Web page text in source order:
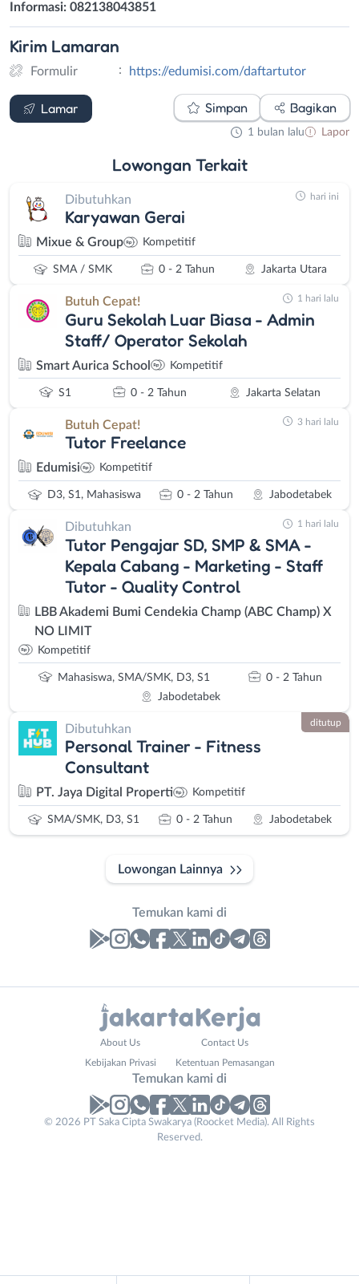
Informasi: 082138043851
Kirim Lamaran
Formulir : https://edumisi.com/daftartutor
Lamar
Formulir
Simpan Bagikan
1 bulan lalu Lapor
Lowongan Terkait
Dibutuhkan
Karyawan Gerai
Mixue & Group Kompetitif
SMA / SMK 0 - 2 Tahun Jakarta Utara
hari ini
Butuh Cepat!
Guru Sekolah Luar Biasa - Admin
Staff/ Operator Sekolah
Smart Aurica School Kompetitif
S1 0 - 2 Tahun Jakarta Selatan
1 hari lalu
Butuh Cepat!
Tutor Freelance
Edumisi Kompetitif
D3, S1, Mahasiswa 0 - 2 Tahun Jabodetabek
3 hari lalu
Dibutuhkan
Tutor Pengajar SD, SMP & SMA -
Kepala Cabang - Marketing - Staff
Tutor - Quality Control
LBB Akademi Bumi Cendekia Champ (ABC Champ) X
NO LIMIT
Kompetitif
Mahasiswa, SMA/SMK, D3, S1
0 - 2 Tahun
Jabodetabek
1 hari lalu
Dibutuhkan
Personal Trainer - Fitness
Consultant
PT. Jaya Digital Properti Kompetitif
SMA/SMK, D3, S1 0 - 2 Tahun Jabodetabek
ditutup
Lowongan Lainnya
Temukan kami di
No. Telp /
About Us Contact Us
Kebijakan Privasi Ketentuan Pemasangan
Temukan kami di
© 2026 PT Saka Cipta Swakarya (Roocket Media). All Rights
Reserved.